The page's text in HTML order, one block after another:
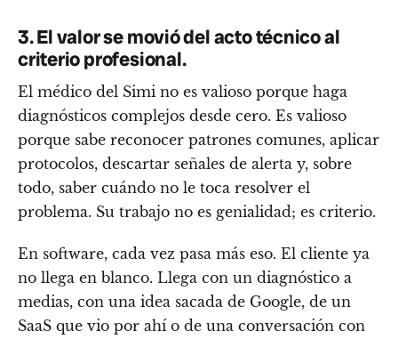
3. El valor se movió del acto técnico al
criterio profesional.
El médico del Simi no es valioso porque haga
diagnósticos complejos desde cero. Es valioso
porque sabe reconocer patrones comunes, aplicar
protocolos, descartar señales de alerta y, sobre
todo, saber cuándo no le toca resolver el
problema. Su trabajo no es genialidad; es criterio.
En software, cada vez pasa más eso. El cliente ya
no llega en blanco. Llega con un diagnóstico a
medias, con una idea sacada de Google, de un
SaaS que vio por ahí o de una conversación con